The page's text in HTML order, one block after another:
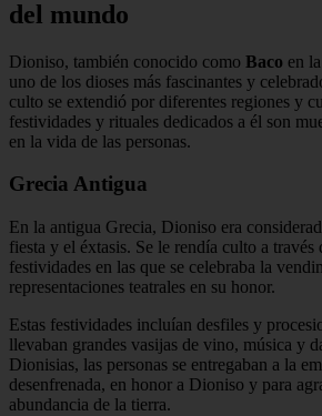
del mundo
Dioniso, también conocido como Baco en
uno de los dioses más fascinantes y
culto se extendió por diferentes regiones y
festividades y rituales dedicados a él son
en la vida de las personas.
Grecia Antigua
En la antigua Grecia, Dioniso era
fiesta y el éxtasis. Se le rendía culto a través
festividades en las que se celebraba la
representaciones teatrales en su honor.
Estas festividades incluían desfiles y
llevaban grandes vasijas de vino, música y
Dionisias, las personas se entregaban a la
desenfrenada, en honor a Dioniso y para
abundancia de la tierra.